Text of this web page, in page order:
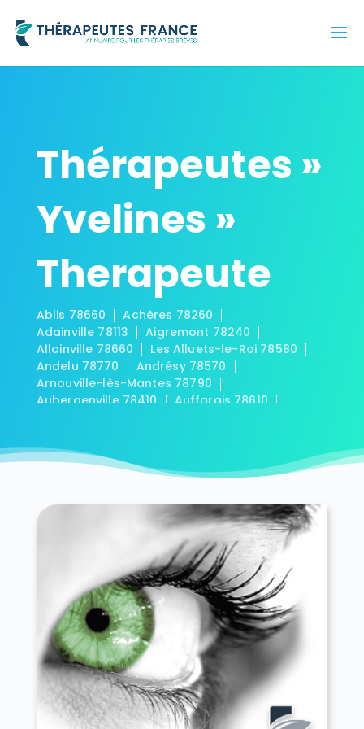
Thérapeutes »
Yvelines »
Therapeute
Ablis 78660
Achères 78260
Adainville 78113
Aigremont 78240
Allainville 78660
Les Alluets-le-Roi 78580
Andelu 78770
Andrésy 78570
Arnouville-lès-Mantes 78790
Aubergenville 78410
Auffargis 78610
Autouillet 78770
Bazainville 78550
Bazemont 78580
Béhoust 78910
Bennecourt 78270
Beynes 78650
Blaru 78270
Boinville-en-Mantois 78930
Boinville-le-Gaillard 78660
Boinvilliers 78200
Bois-d'Arcy 78390
Boissets 78910
La Boissière-École 78125
Boissy-Mauvoisin 78200
Boissy-sans-Avoir 78490
Bonnelles 78830
Bonnières-sur-Seine 78270
Bouafle 78410
Bougival 78380
Bourdonné 78113
Breuil-Bois-Robert 78930
Bréval 78980
Les Bréviaires 78610
Brueil-en-Vexin 78440
Buc 78530
Buchelay 78200
Bullion 78830
Carrières-sous-Poissy 78955